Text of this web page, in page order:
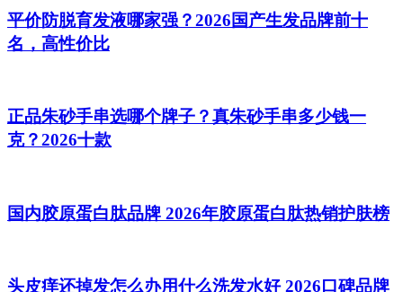
平价防脱育发液哪家强？2026国产生发品牌前十
名，高性价比
正品朱砂手串选哪个牌子？真朱砂手串多少钱一
克？2026十款
国内胶原蛋白肽品牌 2026年胶原蛋白肽热销护肤榜
头皮痒还掉发怎么办用什么洗发水好 2026口碑品牌